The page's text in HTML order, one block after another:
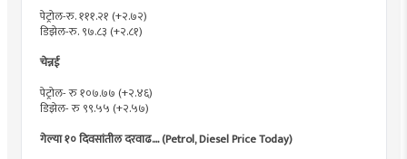
पेट्रोल-रु. १११.२१ (+२.७२)
डिझेल-रु. ९७.८३ (+२.८१)
चेन्नई
पेट्रोल- रु १०७.७७ (+२.४६)
डिझेल- रु ९९.५५ (+२.५७)
गेल्या १० दिवसांतील दरवाढ.... (Petrol, Diesel Price Today)